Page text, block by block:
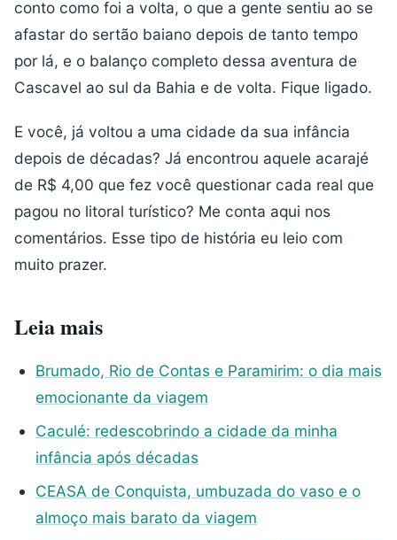
conto como foi a volta, o que a gente sentiu ao se
afastar do sertão baiano depois de tanto tempo
por lá, e o balanço completo dessa aventura de
Cascavel ao sul da Bahia e de volta. Fique ligado.
E você, já voltou a uma cidade da sua infância
depois de décadas? Já encontrou aquele acarajé
de R$ 4,00 que fez você questionar cada real que
pagou no litoral turístico? Me conta aqui nos
comentários. Esse tipo de história eu leio com
muito prazer.
Leia mais
Brumado, Rio de Contas e Paramirim: o dia mais
emocionante da viagem
Caculé: redescobrindo a cidade da minha
infância após décadas
CEASA de Conquista, umbuzada do vaso e o
almoço mais barato da viagem